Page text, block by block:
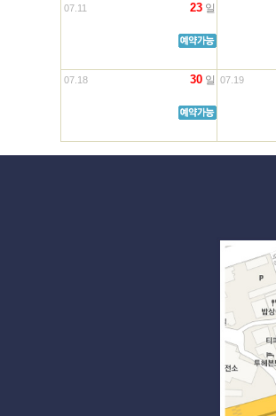
07.11 23 일
07.18 30 일 07.19